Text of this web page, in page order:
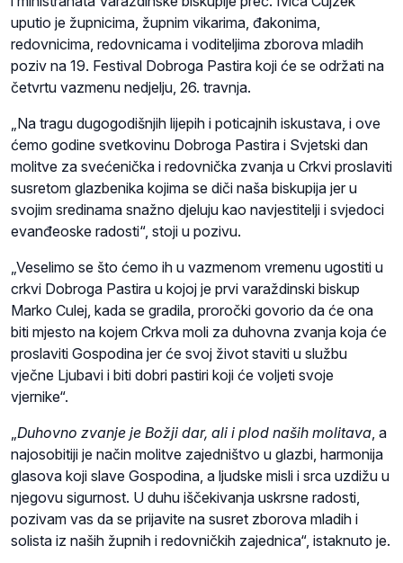
uputio je župnicima, župnim vikarima, đakonima,
redovnicima, redovnicama i voditeljima zborova mladih
poziv na 19. Festival Dobroga Pastira koji će se održati na
četvrtu vazmenu nedjelju, 26. travnja.
„Na tragu dugogodišnjih lijepih i poticajnih iskustava, i ove
ćemo godine svetkovinu Dobroga Pastira i Svjetski dan
molitve za svećenička i redovnička zvanja u Crkvi proslaviti
susretom glazbenika kojima se diči naša biskupija jer u
svojim sredinama snažno djeluju kao navjestitelji i svjedoci
evanđeoske radosti“, stoji u pozivu.
„Veselimo se što ćemo ih u vazmenom vremenu ugostiti u
crkvi Dobroga Pastira u kojoj je prvi varaždinski biskup
Marko Culej, kada se gradila, proročki govorio da će ona
biti mjesto na kojem Crkva moli za duhovna zvanja koja će
proslaviti Gospodina jer će svoj život staviti u službu
vječne Ljubavi i biti dobri pastiri koji će voljeti svoje
vjernike“.
„Duhovno zvanje je Božji dar, ali i plod naših molitava, a
najosobitiji je način molitve zajedništvo u glazbi, harmonija
glasova koji slave Gospodina, a ljudske misli i srca uzdižu u
njegovu sigurnost. U duhu iščekivanja uskrsne radosti,
pozivam vas da se prijavite na susret zborova mladih i
solista iz naših župnih i redovničkih zajednica“, istaknuto je.